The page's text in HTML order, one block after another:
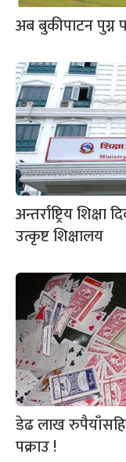
अब बुकीपाटन पुग्न
अन्तर्राष्ट्रिय
उत्कृष्ट शिक्षालय
डेढ लाख
पक्राउ !